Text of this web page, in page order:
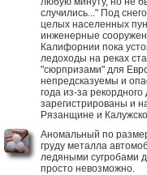
случились..." Под
целых населенных
инженерные
Калифорнии пока
ледоходы на реках
"сюрпризами" для
непредсказуемы и
года из-за
зарегистрированы и
Рязанщине и
Аномальный по
груду металла
ледяными сугробами
просто невозможно.